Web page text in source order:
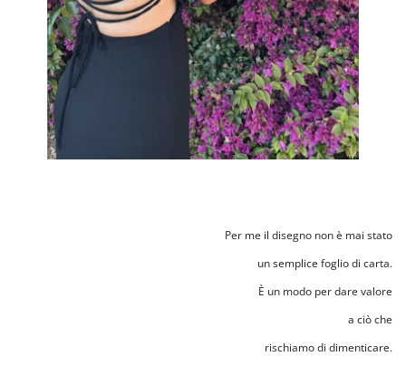
Per me il disegno non è mai stato
un semplice foglio di carta.
È un modo per dare valore
a ciò che
rischiamo di dimenticare.